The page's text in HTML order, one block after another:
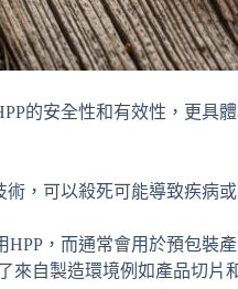
的安全性和有效性，更具
，可以殺死可能導致疾病
，而通常會用於預包裝
來自製造環境例如產品切片